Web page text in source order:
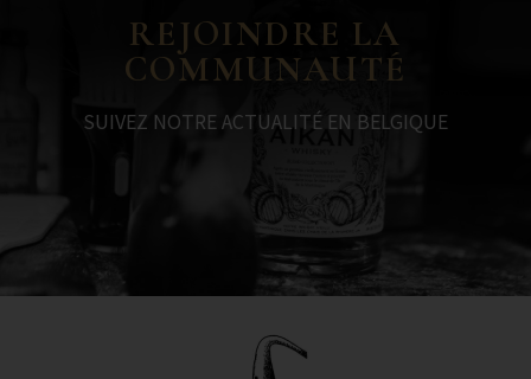
REJOINDRE LA
COMMUNAUTÉ
SUIVEZ NOTRE ACTUALITÉ EN BELGIQUE